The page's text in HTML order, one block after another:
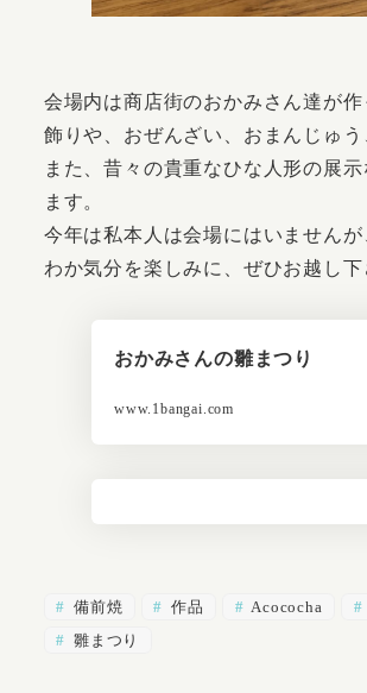
会場内は商店街のおかみさん達が
飾りや、おぜんざい、おまんじゅう
また、昔々の貴重なひな人形の展
ます。
今年は私本人は会場にはいません
わか気分を楽しみに、ぜひお越し下
おかみさんの雛まつり
www.1bangai.com
備前焼 作品 Acococha
雛まつり